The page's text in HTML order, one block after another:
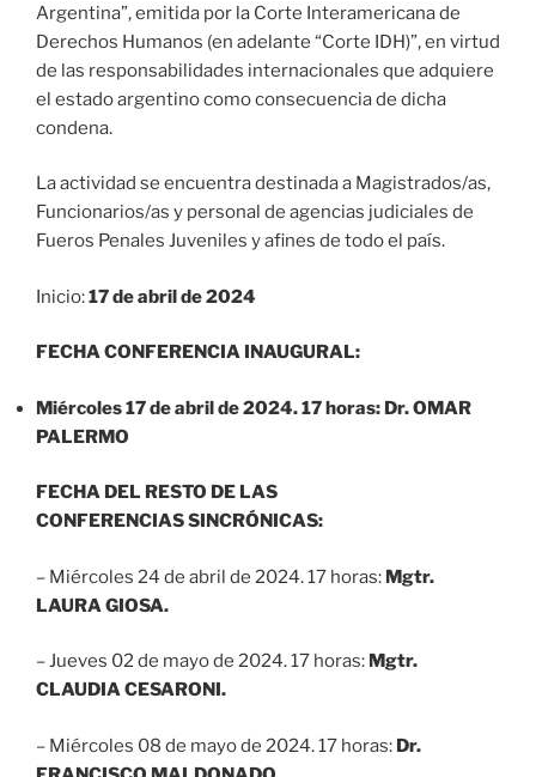
Argentina”, emitida por la Corte Interamericana de
Derechos Humanos (en adelante “Corte IDH)”, en virtud
de las responsabilidades internacionales que adquiere
el estado argentino como consecuencia de dicha
condena.
La actividad se encuentra destinada a Magistrados/as,
Funcionarios/as y personal de agencias judiciales de
Fueros Penales Juveniles y afines de todo el país.
Inicio:17 de abril de 2024
FECHA CONFERENCIA INAUGURAL:
Miércoles 17 de abril de 2024. 17 horas: Dr. OMAR
PALERMO
FECHA DEL RESTO DE LAS
CONFERENCIAS SINCRÓNICAS:
– Miércoles 24 de abril de 2024. 17 horas: Mgtr.
LAURA GIOSA.
– Jueves 02 de mayo de 2024. 17 horas: Mgtr.
CLAUDIA CESARONI.
– Miércoles 08 de mayo de 2024. 17 horas: Dr.